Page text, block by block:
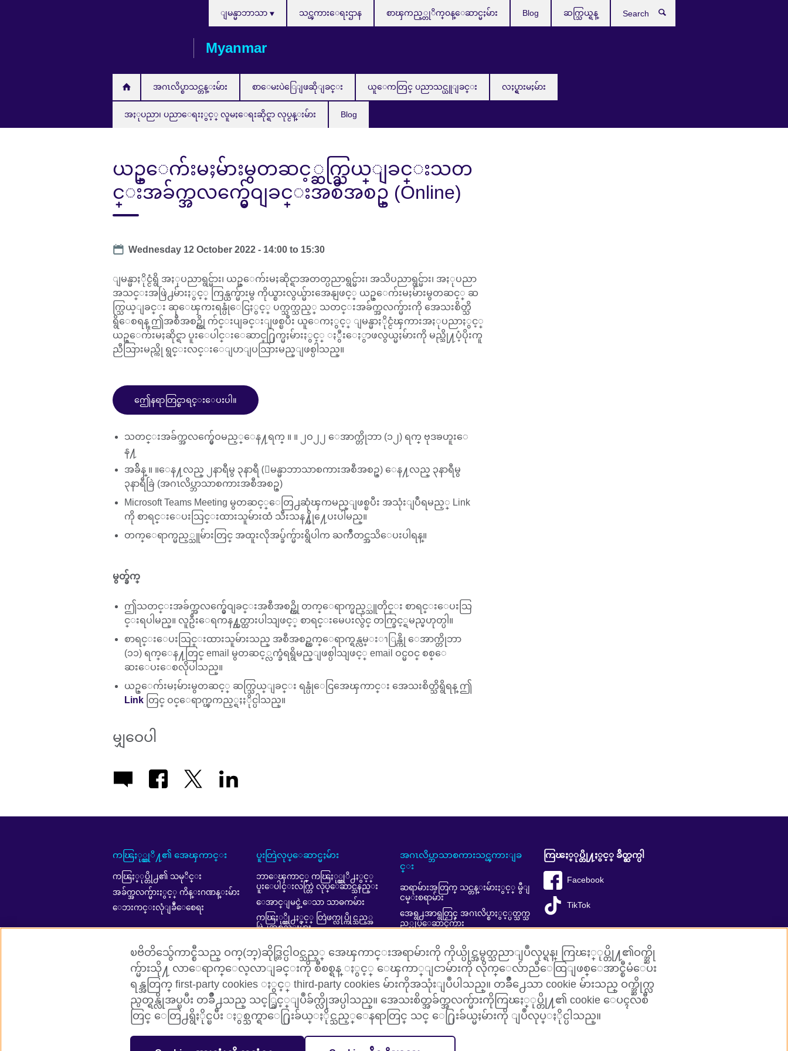
Myanmar
အဂၤလိပ္စာသင္တန္းမ်ား စာေမးပဲြေျဖဆိုျခင္း ယူေကတြင္ ပညာသင္ယူျခင္း လႈပ္ရွားမႈမ်ား
အႏုပညာ၊ ပညာေရးႏွင့္ လူမႈေရးဆိုင္ရာ လုပ္ငန္းမ်ား Blog
your
ျမန္မာဘာသာ သင္ၾကားေရးဌာန စာၾကည့္တုိက္၀န္ေဆာင္မႈမ်ား Blog ဆက္သြယ္ရန္
ယဥ္ေက်းမႈမ်ားမွတဆင့္ဆက္သြယ္ျခင္းသတ
င္းအခ်က္အလက္မွ်ေဝျခင္းအစီအစဥ္ (Online)
Date
Wednesday 12 October 2022 - 14:00 to 15:30
ျမန္မာႏိုင္ငံရွိ အႏုပညာရွင္မ်ား၊ ယဥ္ေက်းမႈဆိုင္ရာအတတ္ပညာရွင္မ်ား၊ အသိပညာရွင္မ်ား၊ အႏုပညာ
အသင္းအဖြဲ႕မ်ားႏွင့္ ကြန္ယက္မ်ားမွ ကိုယ္စားလွယ္မ်ားအေနျဖင့္ ယဥ္ေက်းမႈမ်ားမွတဆင့္ ဆ
က္သြယ္ျခင္း ဆုေၾကးရန္ပုံေငြႏွင့္ ပက္သက္သည့္ သတင္းအခ်က္အလက္မ်ားကို အေသးစိတ္သိ
ရွိေစရန္ ဤအစီအစဥ္ကို က်င္းပျခင္းျဖစ္ၿပီး ယူေကႏွင့္ ျမန္မာႏိုင္ငံၾကားအႏုပညာႏွင့္
ယဥ္ေက်းမႈဆိုင္ရာ ပူးေပါင္းေဆာင္႐ြက္မႈမ်ားႏွင့္ ႏွီးေႏွာဖလွယ္မႈမ်ားကို မည္သို႔ပံ့ပိုးကူ
ညီသြားမည္ကို ရွင္းလင္းေျပာျပသြားမည္ျဖစ္ပါသည္။
ဤေနရာတြင္စာရင္းေပးပါ။
သတင္းအခ်က္အလက္မွ်ေဝမည့္ေန႔ရက္ ။ ။ ၂ဝ၂၂ ေအာက္တိုဘာ (၁၂) ရက္ ဗုဒၶဟူးေ
န႔
အခ်ိန္ ။ ။ေန႔လည္ ၂နာရီမွ ၃နာရီ (ျမန္မာဘာသာစကားအစီအစဥ္) ေန႔လည္ ၃နာရီမွ
၃နာရီခြဲ (အဂၤလိပ္ဘာသာစကားအစီအစဥ္)
Microsoft Teams Meeting မွတဆင့္ေတြ႕ဆုံၾကမည္ျဖစ္ၿပီး အသုံးျပဳရမည့္ Link
ကို စာရင္းေပးသြင္းထားသူမ်ားထံ သီးသန႔္ပို႔ေပးပါမည္။
တက္ေရာက္မည့္သူမ်ားတြင္ အထူးလိုအပ္ခ်က္မ်ားရွိပါက ႀကိဳတင္အသိေပးပါရန္။
မွတ္ခ်က္
ဤသတင္းအခ်က္အလက္မွ်ေဝျခင္းအစီအစဥ္ကို တက္ေရာက္မည့္သူတိုင္း စာရင္းေပးသြ
င္းရပါမည္။ လူဦးေရကန႔္သတ္ထားပါသျဖင့္ စာရင္းမေပးလွ်င္ တက္ခြင့္ရမည္မဟုတ္ပါ။
စာရင္းေပးသြင္းထားသူမ်ားသည္ အစီအစဥ္တက္ေရာက္ရန္လမ္းၫြန္ကို ေအာက္တိုဘာ
(၁၁) ရက္ေန႔တြင္ email မွတဆင့္လက္ခံရရွိမည္ျဖစ္ပါသျဖင့္ email ဝင္မဝင္ စစ္ေ
ဆးေပးေစလိုပါသည္။
ယဥ္ေက်းမႈမ်ားမွတဆင့္ ဆက္သြယ္ျခင္း ရန္ပုံေငြအေၾကာင္း အေသးစိတ္သိရွိရန္ ဤ
Link တြင္ ဝင္ေရာက္ၾကည့္ရႈႏိုင္ပါသည္။
မျှဝေပါ
ကၽြႏု္ပ္တုိ႔၏ အေၾကာင္း
ကၽြႏ္ုပ္တို႕၏ သမုိင္း
အခ်က္အလက္မ်ားႏွင့္ ကိန္းဂဏန္းမ်ား
ေဘးကင္းလုံျခဳံေစေရး
ပူးတြဲလုပ္ေဆာင္မႈမ်ား
ဘာေၾကာင့္ ကၽြႏု္ပ္တုိ႕ႏွင့္
ပူးေပါင္းလက္တြဲ လုပ္ေဆာင္သနည္း
ေအာင္ျမင္ခဲ့ေသာ သာဓကမ်ား
ကၽြႏု္ပ္တို႕ႏွင့္ တြဲဖက္လုပ္ကိုင္သည့္အ
ဖြဲ႕အစည္းမ်ား
Affiliate marketing (in English)
အဂၤလိပ္ဘာသာစကားသင္ၾကားျခ
င္း
ဆရာမ်ားအတြက္ သင္တန္းမ်ားႏွင့္ မွီျ
ငမ္းစရာမ်ား
အေရွ႕အာရွတြင္ အဂၤလိပ္စာႏွင့္ပတ္သက္သ
ည့္လုပ္ေဆာင္ခ်က္မ်ား
ကြၽႏ္ုပ္တို႔ႏွင့္ ခ်ိတ္ဆက္ပါ
Facebook
TikTok
British Council Global Cookies Sitemap
The United Kingdom’s international organisation for cultural relations and educational opportunities.
ၿဗိတိသွ်ေကာင္စီသည္ ဝက္(ဘ္)ဆိုဒ္တြင္ပါဝင္သည့္ အေၾကာင္းအရာမ်ားကို ကိုယ္ပိုင္အမွတ္သညာျပဳလုပ္ရန္၊ ကြၽႏ္ုပ္တို႔၏ဝက္ဘ္ဆို
က္မ်ားသို႔ လာေရာက္ေလ့လာျခင္းကို စီစစ္ရန္ ႏွင့္ ေၾကာ္ျငာမ်ားကို လိုက္ေလ်ာညီေထြျဖစ္ေအာင္စီမံေပး
ရန္အတြက္ first-party cookies ႏွင့္ third-party cookies မ်ားကိုအသုံးျပဳပါသည္။ တခ်ိဳ႕ေသာ cookie မ်ားသည္ ဝက္ဘ္ဆိုက္လ
ည္ပတ္ရန္လိုအပ္ၿပီး တခ်ိဳ႕သည္ သင့္ခြင့္ျပဳခ်က္လိုအပ္ပါသည္။ အေသးစိတ္အခ်က္အလက္မ်ားကိုကြၽႏ္ုပ္တို႔၏ cookie ေပၚလစီ
တြင္ ေတြ႕ရွိႏိုင္ၿပီး ႏွစ္သက္ရာေ႐ြးခ်ယ္ႏိုင္သည့္ေနရာတြင္ သင္ ေ႐ြးခ်ယ္မႈမ်ားကို ျပဳလုပ္ႏိုင္ပါသည္။